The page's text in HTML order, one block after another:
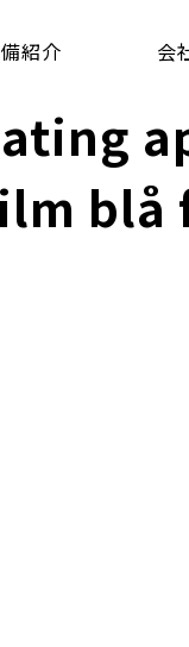
紹介 会
blå